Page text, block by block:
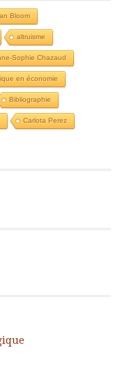
Bloom
altruisme
Sophie Chazaud
en économie
Bibliographie
Carlota Perez